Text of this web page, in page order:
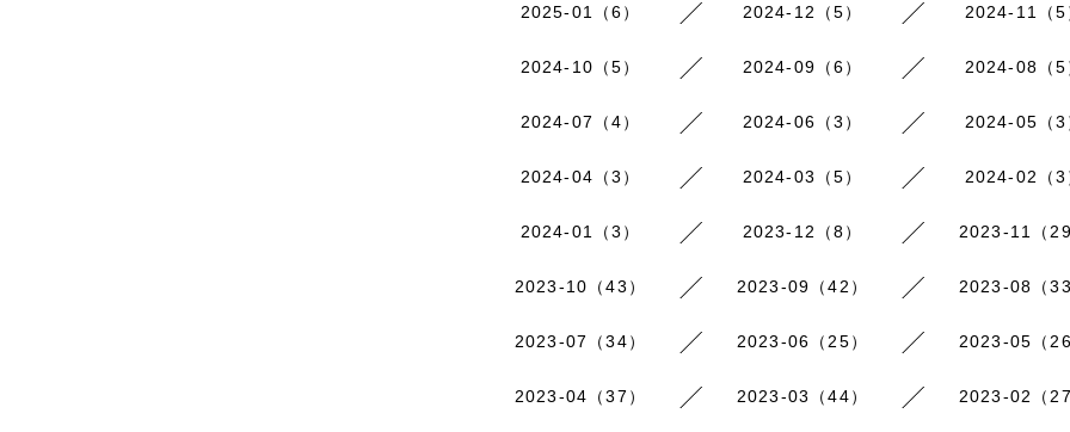
2025-01（6） 2024-12（5） 2024-11（5
2024-10（5） 2024-09（6） 2024-08（5
2024-07（4） 2024-06（3） 2024-05（3
2024-04（3） 2024-03（5） 2024-02（3
2024-01（3） 2023-12（8） 2023-11（29
2023-10（43） 2023-09（42） 2023-08（33
2023-07（34） 2023-06（25） 2023-05（26
2023-04（37） 2023-03（44） 2023-02（27